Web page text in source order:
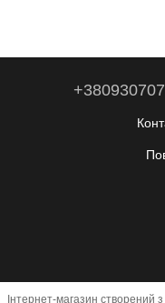
Інтернет-магазин створений